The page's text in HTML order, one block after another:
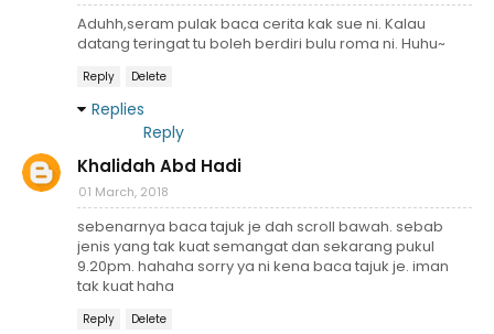
Aduhh,seram pulak baca cerita kak sue ni. Kalau
datang teringat tu boleh berdiri bulu roma ni. Huhu~
Reply Delete
Replies
Reply
Khalidah Abd Hadi
01 March, 2018
sebenarnya baca tajuk je dah scroll bawah. sebab
jenis yang tak kuat semangat dan sekarang pukul
9.20pm. hahaha sorry ya ni kena baca tajuk je. iman
tak kuat haha
Reply Delete